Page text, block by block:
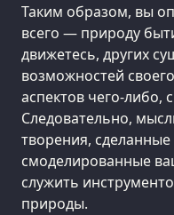
Таким образом, вы
всего — природу
движетесь, других
возможностей
аспектов чего-либо,
Следовательно,
творения, сделанные
смоделированные
служить
природы.